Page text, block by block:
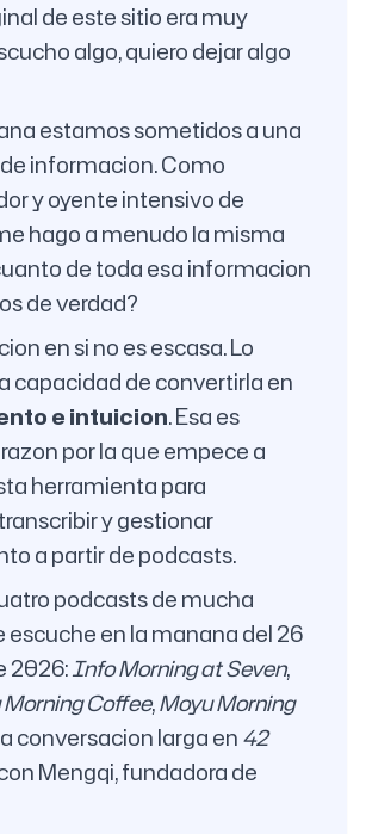
de este sitio era muy
algo, quiero dejar algo
estamos sometidos a una
informacion. Como
y oyente intensivo de
hago a menudo la misma
de toda esa informacion
de verdad?
en si no es escasa. Lo
capacidad de convertirla en
e intuicion. Esa es
por la que empece a
herramienta para
y gestionar
a partir de podcasts.
podcasts de mucha
escuche en la manana del 26
2026:Info Morning at Seven,
Coffee,Moyu Morning
conversacion larga en42
Mengqi, fundadora de